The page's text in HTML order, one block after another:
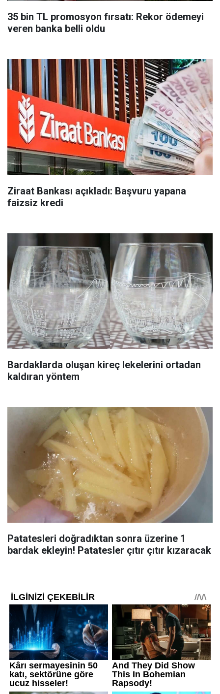
35 bin TL promosyon fırsatı: Rekor ödemeyi
veren banka belli oldu
Ziraat Bankası açıkladı: Başvuru yapana
faizsiz kredi
Bardaklarda oluşan kireç lekelerini ortadan
kaldıran yöntem
Patatesleri doğradıktan sonra üzerine 1
bardak ekleyin! Patatesler çıtır çıtır kızaracak